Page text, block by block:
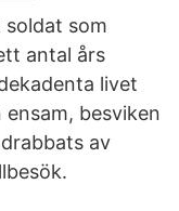
som
antal års
livet
besviken
av